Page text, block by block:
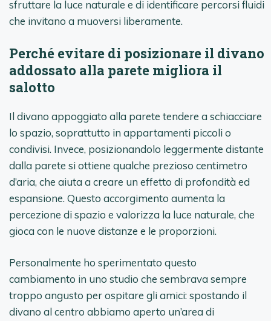
sfruttare la luce naturale e di identificare percorsi fluidi
che invitano a muoversi liberamente.
Perché evitare di posizionare il divano
addossato alla parete migliora il
salotto
Il divano appoggiato alla parete tendere a schiacciare
lo spazio, soprattutto in appartamenti piccoli o
condivisi. Invece, posizionandolo leggermente distante
dalla parete si ottiene qualche prezioso centimetro
d’aria, che aiuta a creare un effetto di profondità ed
espansione. Questo accorgimento aumenta la
percezione di spazio e valorizza la luce naturale, che
gioca con le nuove distanze e le proporzioni.
Personalmente ho sperimentato questo
cambiamento in uno studio che sembrava sempre
troppo angusto per ospitare gli amici: spostando il
divano al centro abbiamo aperto un’area di